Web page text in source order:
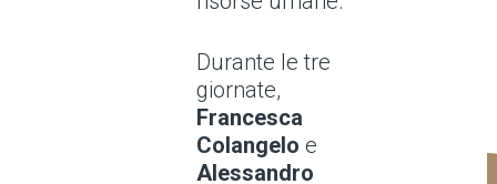
Durante le tre
giornate,
Francesca
Colangelo e
Alessandro